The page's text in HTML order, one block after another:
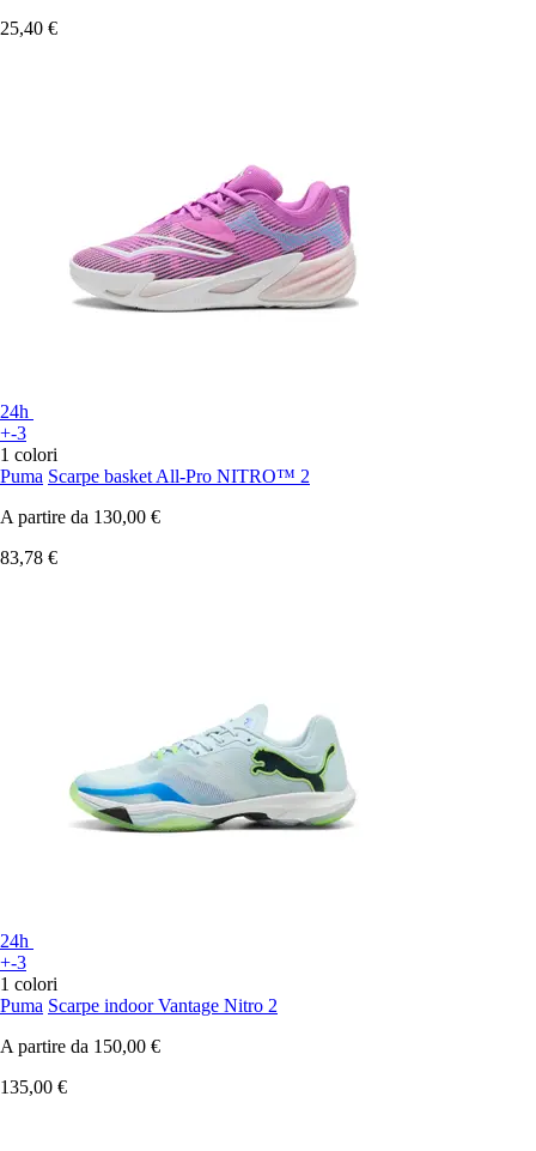
25,40 €
24h
+-3
1 colori
Puma Scarpe basket All-Pro NITRO™ 2
A partire da 130,00 €
83,78 €
24h
+-3
1 colori
Puma Scarpe indoor Vantage Nitro 2
A partire da 150,00 €
135,00 €